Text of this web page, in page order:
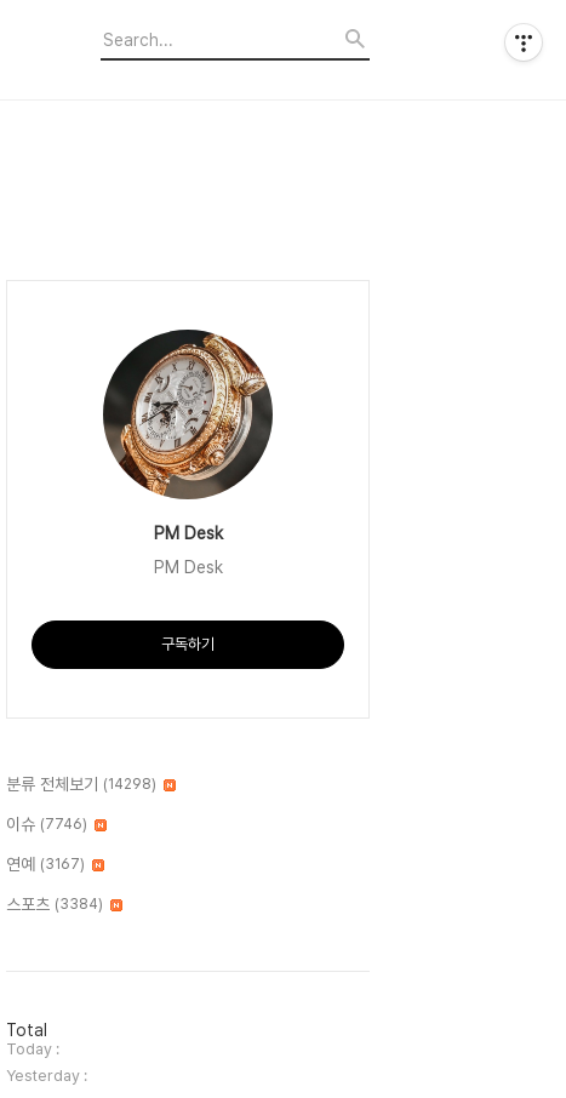
PM Desk
PM Desk
구독하기
분류 전체보기 (14298)
이슈 (7746)
연예 (3167)
스포츠 (3384)
방
문
자
수
Total
Today :
Yesterday :